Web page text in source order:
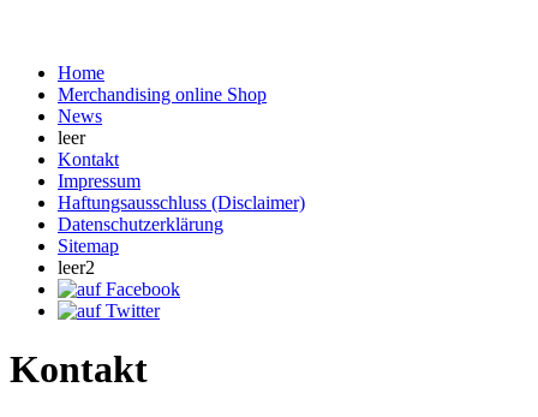
Home
Merchandising online Shop
News
leer
Kontakt
Impressum
Haftungsausschluss (Disclaimer)
Datenschutzerklärung
Sitemap
leer2
Kontakt